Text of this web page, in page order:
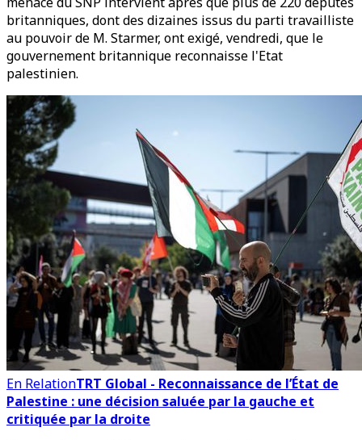
britanniques, dont des dizaines issus du parti travailliste
au pouvoir de M. Starmer, ont exigé, vendredi, que le
gouvernement britannique reconnaisse l'Etat
palestinien.
En RelationTRT Global - Reconnaissance de l’État de
Palestine : une décision saluée par la gauche et
critiquée par la droite